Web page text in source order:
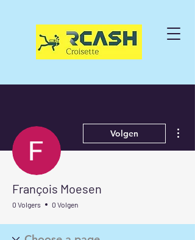
Volgen
François Moesen
0 Volgers 0 Volgen